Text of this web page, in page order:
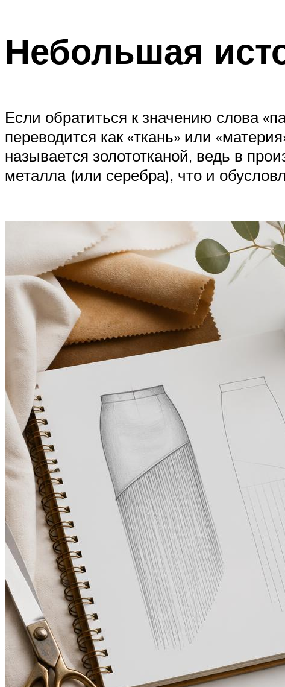
Небольшая
Если обратиться к значению слова
переводится как «ткань» или
называется золототканой, ведь в
металла (или серебра), что и